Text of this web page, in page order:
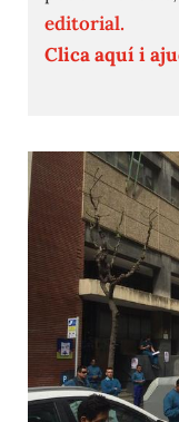
editorial.
Clica aquí i